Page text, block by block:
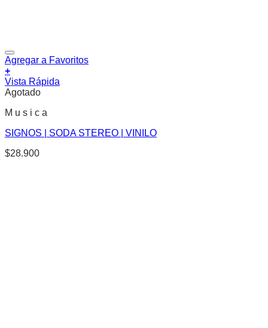
Agregar a Favoritos
+
Vista Rápida
Agotado
M u s i c a
SIGNOS | SODA STEREO | VINILO
$28.900